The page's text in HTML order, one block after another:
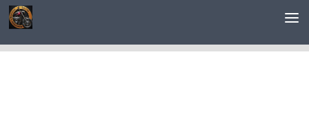
Saltar al contenido